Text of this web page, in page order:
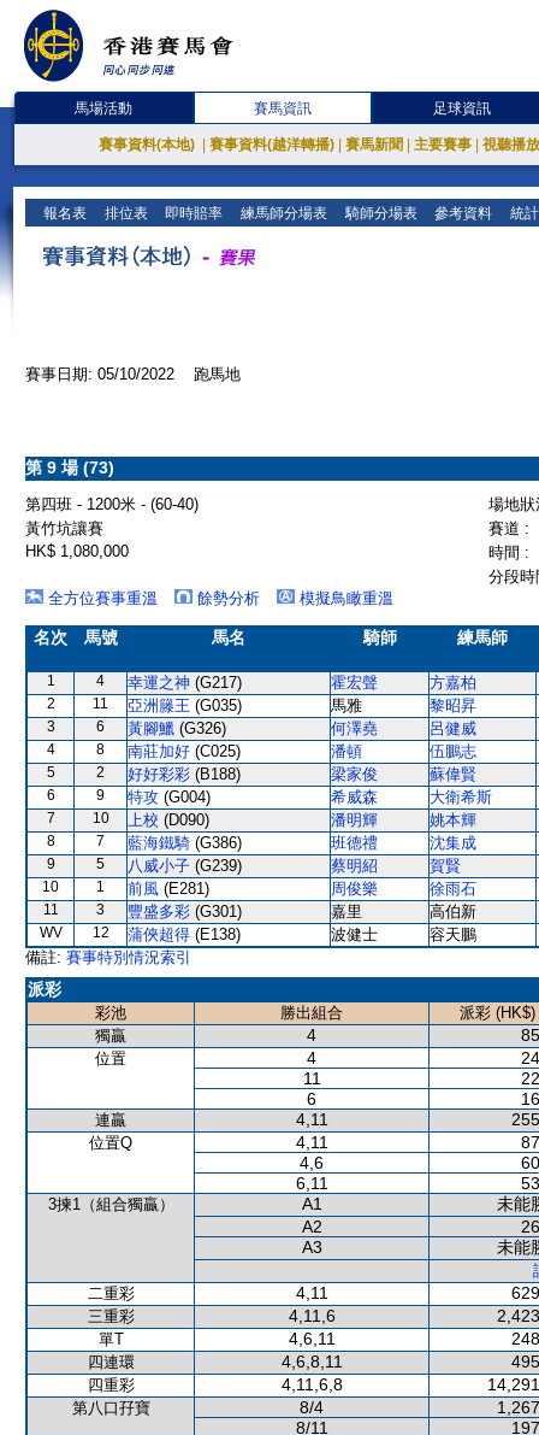
馬場活動 賽馬資訊 足球資訊
賽事資料(本地) 賽事資料(越洋轉播) 賽馬新聞 主要賽事 視聽播
報名表 排位表 即時賠率 練馬師分場表 騎師分場表 參考資料 統
賽事日期: 05/10/2022 跑馬地
第 9 場 (73)
第四班 - 1200米 - (60-40)
場地
黃竹坑讓賽
賽道 :
HK$ 1,080,000
時間 :
分段
全方位賽事重溫
餘勢分析 模擬鳥瞰重溫
名次 馬號 馬名 騎師 練馬師
1 4 幸運之神 (G217) 霍宏聲 方嘉柏
2 11 亞洲籐王 (G035) 馬雅 黎昭昇
3 6 黃腳鱲 (G326) 何澤堯 呂健威
4 8 南莊加好 (C025) 潘頓 伍鵬志
5 2 好好彩彩 (B188) 梁家俊 蘇偉賢
6 9 特攻 (G004) 希威森 大衛希斯
7 10 上校 (D090) 潘明輝 姚本輝
8 7 藍海鐵騎 (G386) 班德禮 沈集成
9 5 八威小子 (G239) 蔡明紹 賀賢
10 1 前風 (E281) 周俊樂 徐雨石
11 3 豐盛多彩 (G301) 嘉里 高伯新
WV 12 蒲俠超得 (E138) 波健士
容天鵬
備註: 賽事特別情況索引
派彩
彩池 勝出組合
派彩 (HK$)
獨贏
4
位置 4
11
6
連贏 4,11
位置Q 4,11
4,6
6,11
3揀1（組合獨贏） A1
未能
A2
A3
未能
二重彩
4,11
三重彩 4,11,6
單T 4,6,11
四連環 4,6,8,11
四重彩 4,11,6,8
第八口孖寶 8/4
8/11